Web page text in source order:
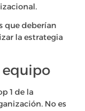
que deberían
la estrategia
1 de la
No es